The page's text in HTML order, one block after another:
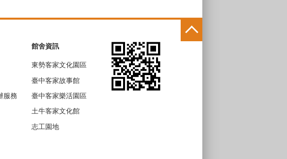
服務
館舍資訊
東勢客家文化園區
臺中客家故事館
臺中客家樂活園區
土牛客家文化館
志工園地